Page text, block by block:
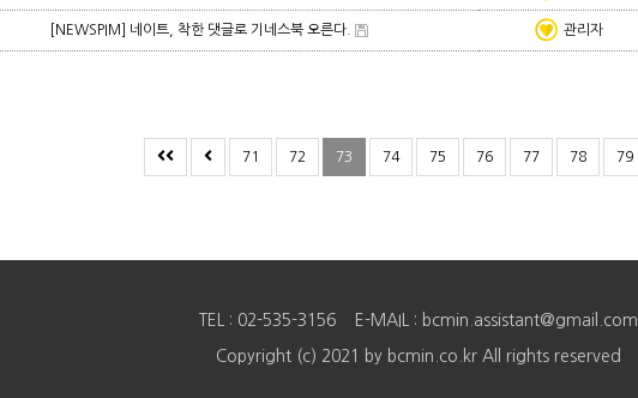
[NEWSPIM] 네이트, 착한 댓글로 기네스북 오른다. 관리자
71 72 73 74 75 76 77 78 79
TEL : 02-535-3156 E-MAIL : bcmin.assistant@gmail.com
Copyright (c) 2021 by bcmin.co.kr All rights reserved